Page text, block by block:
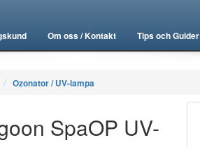
Om oss / Kontakt Tips och Guider
Ozonator / UV-lampa
SpaOP UV-